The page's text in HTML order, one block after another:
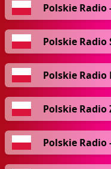
Polskie Radio
Polskie Radio
Polskie
Polskie Radio
Polskie Radio